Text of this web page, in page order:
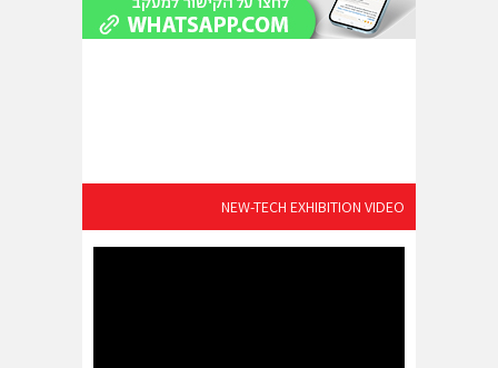
NEW-TECH EXHIBITION VIDEO